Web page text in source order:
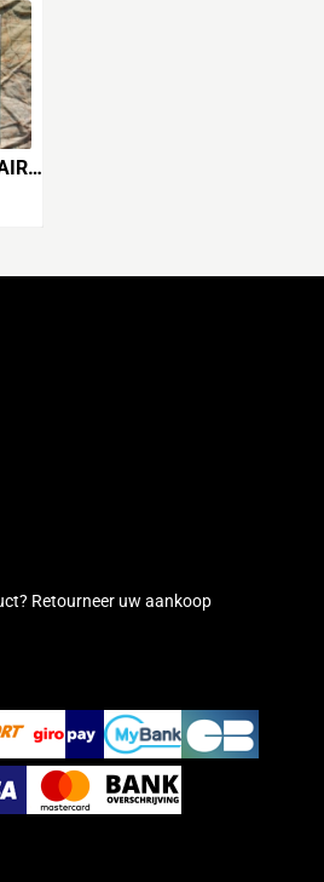
Retourneer uw aankoop